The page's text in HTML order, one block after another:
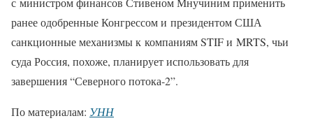
ранее одобренные Конгрессом и президентом США
санкционные механизмы к компаниям STIF и MRTS, чьи
суда Россия, похоже, планирует использовать для
завершения “Северного потока-2”.
По материалам: УНН